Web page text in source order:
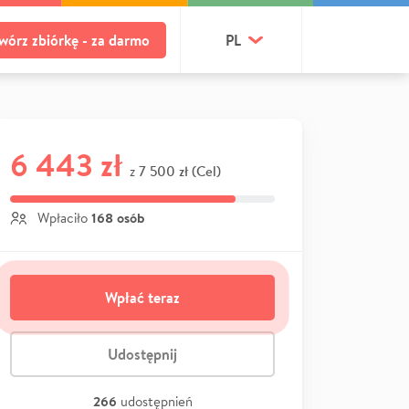
zbiórkę - za darmo PL
6 443 zł z 7 500 zł (Cel)
Wpłaciło 168 osób
Wpłać teraz
Udostępnij
266 udostępnień